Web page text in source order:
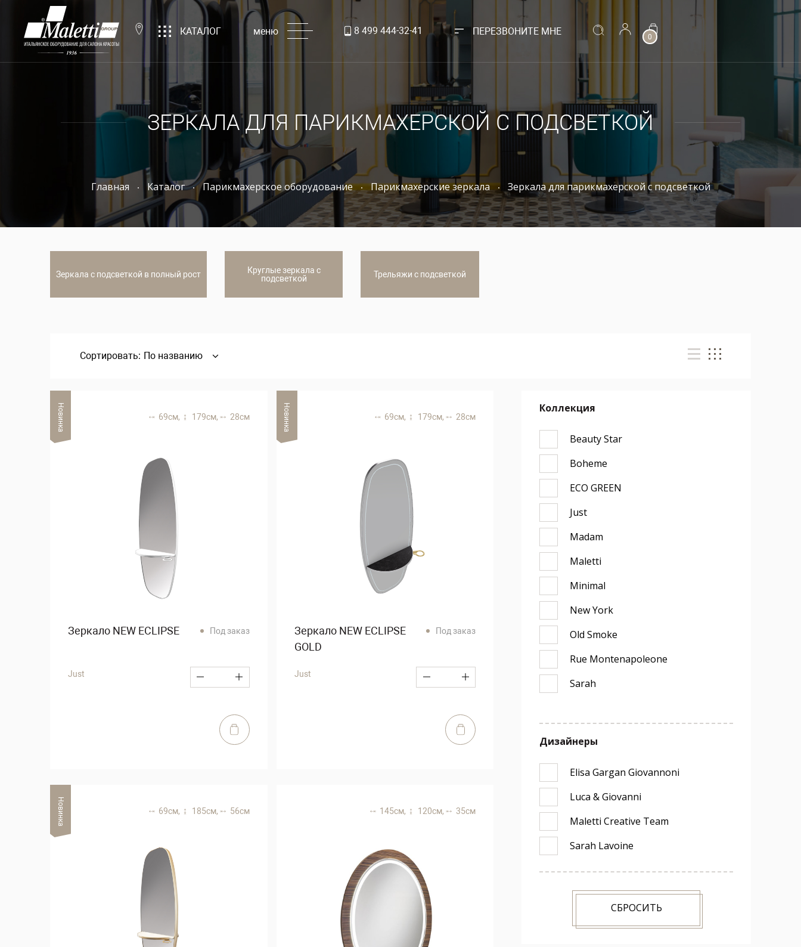
КАТАЛОГ меню 8 499 444-32-41 ПЕРЕЗВОНИТЕ МНЕ 0
ЗЕРКАЛА ДЛЯ ПАРИКМАХЕРСКОЙ С ПОДСВЕТКОЙ
Главная Каталог Парикмахерское оборудование Парикмахерские зеркала Зеркала для парикмахерской с подсветкой
Зеркала с подсветкой в полный рост
Круглые зеркала с
подсветкой
Трельяжи с подсветкой
Сортировать: По названию
Новинка 69 см, 179 см, 28 см
Зеркало NEW ECLIPSE Под заказ
Just
Новинка 69 см, 179 см, 28 см
Зеркало NEW ECLIPSE
GOLD
Под заказ
Just
Новинка 69 см, 185 см, 56 см 145 см, 120 см, 35 см
Коллекция
Beauty Star
Boheme
ECO GREEN
Just
Madam
Maletti
Minimal
New York
Old Smoke
Rue Montenapoleone
Sarah
Дизайнеры
Elisa Gargan Giovannoni
Luca & Giovanni
Maletti Creative Team
Sarah Lavoine
СБРОСИТЬ